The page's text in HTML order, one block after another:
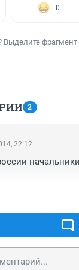
0
Выделите
2
22:12